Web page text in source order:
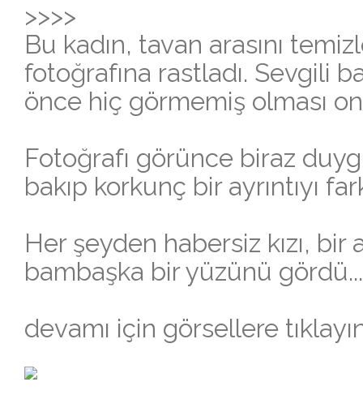
>>>>
Bu kadın, tavan arasını
fotoğrafına rastladı. Sevgili
önce hiç görmemiş olması
Fotoğrafı görünce biraz
bakıp korkunç bir ayrıntıyı
Her şeyden habersiz kızı, bir
bambaşka bir yüzünü gördü...
devamı için görsellere